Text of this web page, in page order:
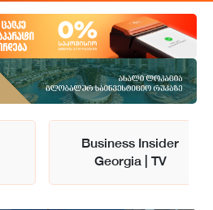
Business Insider
Georgia | TV